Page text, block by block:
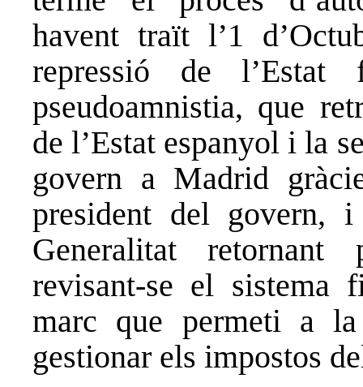
havent traït l’1
repressió de l’Estat
pseudoamnistia, que
de l’Estat espanyol i la
govern a Madrid
president del
Generalitat retornant
revisant-se el sistema
marc que permeti a
gestionar els impostos